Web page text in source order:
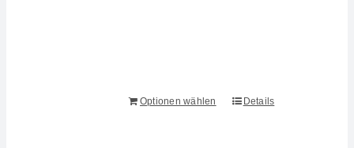
Optionen wählen Details